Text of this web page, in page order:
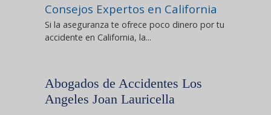
Consejos Expertos en California
Si la aseguranza te ofrece poco dinero por tu
accidente en California, la...
Abogados de Accidentes Los
Angeles Joan Lauricella